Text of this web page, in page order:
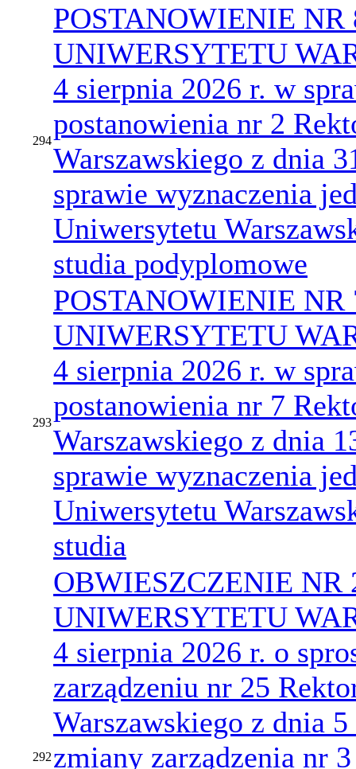
294
POSTANOWIENIE NR
UNIWERSYTETU
4 sierpnia 2026 r. w
postanowienia nr 2
Warszawskiego z dnia
sprawie wyznaczenia
Uniwersytetu
studia podyplomowe
293
POSTANOWIENIE NR
UNIWERSYTETU
4 sierpnia 2026 r. w
postanowienia nr 7
Warszawskiego z dnia
sprawie wyznaczenia
Uniwersytetu
studia
292
OBWIESZCZENIE NR
UNIWERSYTETU
4 sierpnia 2026 r. o
zarządzeniu nr 25
Warszawskiego z dnia
zmiany zarządzenia nr